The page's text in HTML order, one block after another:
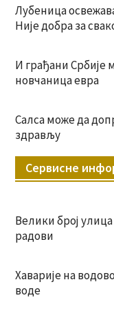
Лубеница
Није добра за
И грађани Србије
новчаница евра
Салса може да
здрављу
Сервисне
Велики број улица
радови
Хаварије на
воде